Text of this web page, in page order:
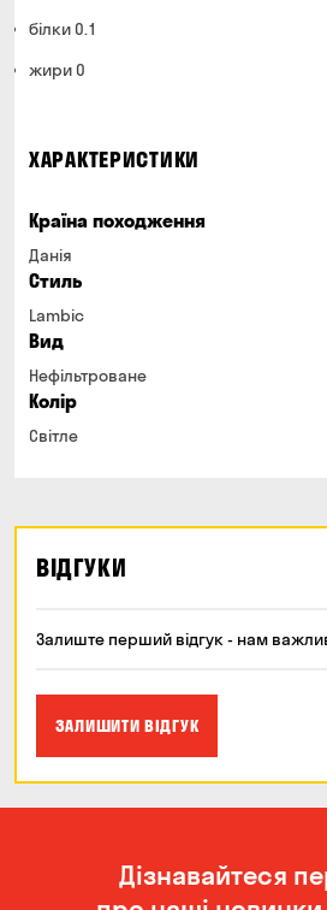
білки 0.1
жири 0
ХАРАКТЕРИСТИКИ
Країна походження
Данія
Стиль
Lambic
Вид
Нефільтроване
Колір
Світле
ВІДГУКИ
Залиште перший відгук - нам
ЗАЛИШИТИ ВІДГУК
Дізнавайтеся